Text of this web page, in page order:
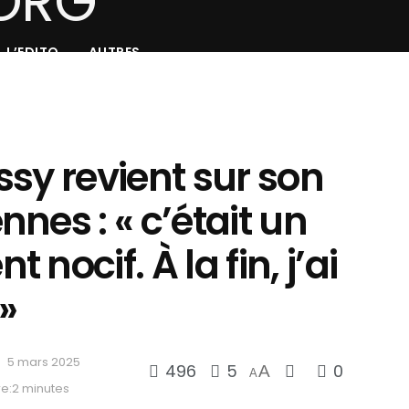
L’EDITO AUTRES
revient sur son
: « c’était un
nocif. À la fin, j’ai
5 mars 2025
minutes
496 5 AA 0